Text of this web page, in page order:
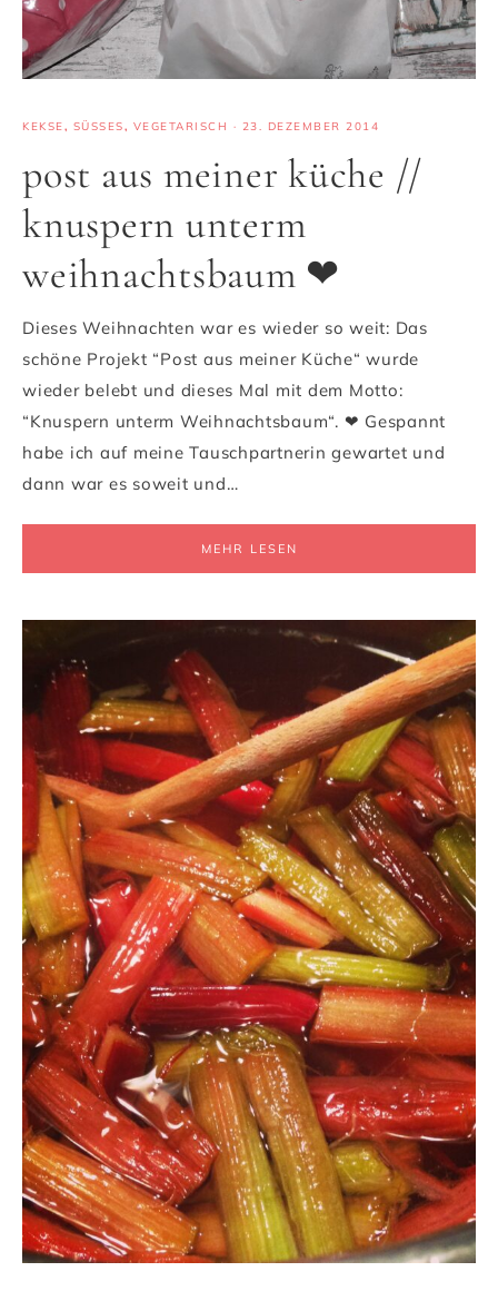
KEKSE, SÜSSES , VEGETARISCH · 23. DEZEMBER 2014
post aus meiner küche //
knuspern unterm
weihnachtsbaum ❤
Dieses Weihnachten war es wieder so weit: Das
schöne Projekt “Post aus meiner Küche“ wurde
wieder belebt und dieses Mal mit dem Motto:
“Knuspern unterm Weihnachtsbaum“. ❤ Gespannt
habe ich auf meine Tauschpartnerin gewartet und
dann war es soweit und…
MEHR LESEN